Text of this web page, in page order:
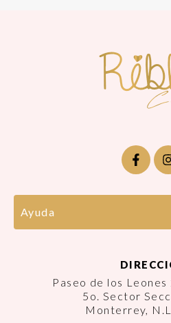
Ayuda
Paseo de los
5o. Sector
Monterrey,